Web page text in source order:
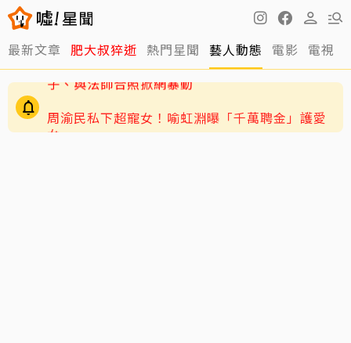
最新文章 肥大叔猝逝 熱門星聞 藝人動態 電影 電視
女